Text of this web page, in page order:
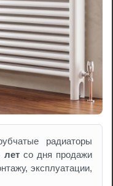
радиаторы
летсо дня продажи
эксплуатации,